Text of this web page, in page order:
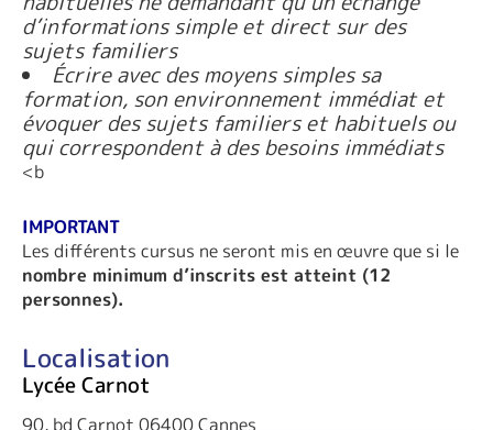
d’informations simple et direct sur des
sujets familiers
Écrire avec des moyens simples sa
formation, son environnement immédiat et
évoquer des sujets familiers et habituels ou
qui correspondent à des besoins immédiats
<b
IMPORTANT
Les différents cursus ne seront mis en œuvre que si le
nombre minimum d’inscrits est atteint (12
personnes).
Localisation
Lycée Carnot
90, bd Carnot 06400 Cannes